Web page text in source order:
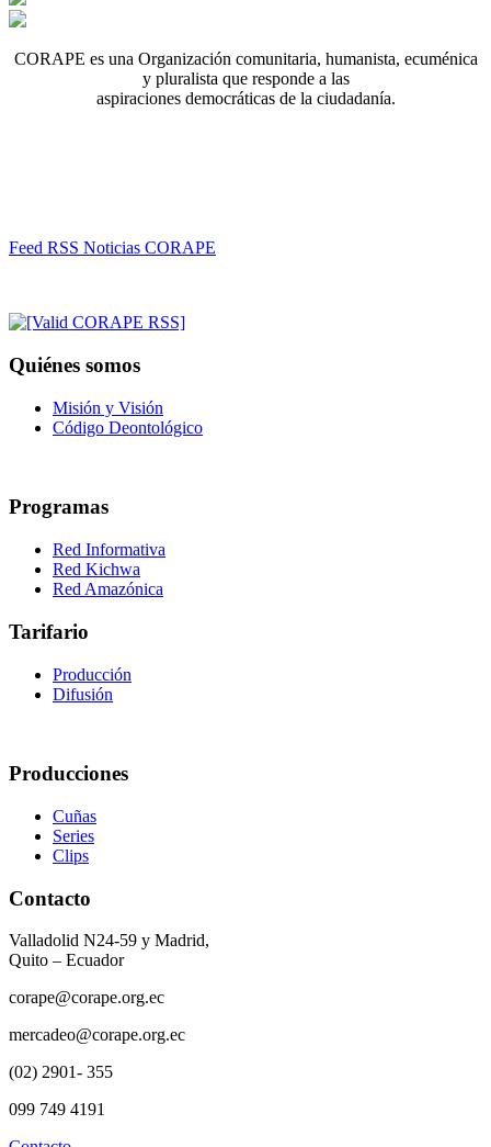
CORAPE es una Organización comunitaria, humanista, ecuménica
y pluralista que responde a las
aspiraciones democráticas de la ciudadanía.
Feed RSS Noticias CORAPE
Quiénes somos
Misión y Visión
Código Deontológico
Programas
Red Informativa
Red Kichwa
Red Amazónica
Tarifario
Producción
Difusión
Producciones
Cuñas
Series
Clips
Contacto
Valladolid N24-59 y Madrid,
Quito – Ecuador
corape@corape.org.ec
mercadeo@corape.org.ec
(02) 2901- 355
099 749 4191